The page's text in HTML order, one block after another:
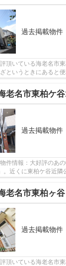
過去掲載物件
評頂いている海老名
というときにあると
老名市東柏ケ谷1丁目 全1棟 新
過去掲載物件
件情報：大好評のあ
近くに東柏ケ谷近隣
名市東柏ヶ谷６丁目 中古戸建 リノベ
過去掲載物件
評頂いている海老名